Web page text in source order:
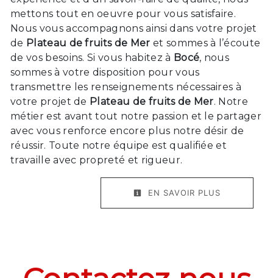
mettons tout en oeuvre pour vous satisfaire.
Nous vous accompagnons ainsi dans votre projet
de Plateau de fruits de Mer et sommes à l’écoute
de vos besoins. Si vous habitez à Bocé, nous
sommes à votre disposition pour vous
transmettre les renseignements nécessaires à
votre projet de Plateau de fruits de Mer. Notre
métier est avant tout notre passion et le partager
avec vous renforce encore plus notre désir de
réussir. Toute notre équipe est qualifiée et
travaille avec propreté et rigueur.
EN SAVOIR PLUS